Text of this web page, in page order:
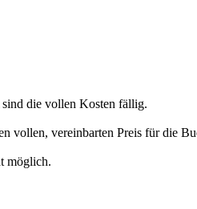
die vollen Kosten fällig.
vollen, vereinbarten Preis für die
möglich.